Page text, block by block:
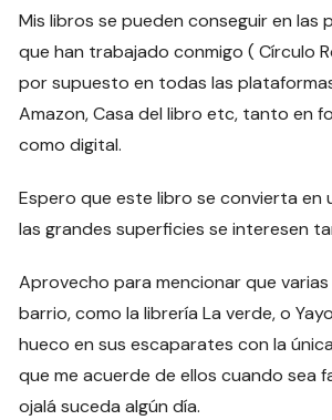
Mis libros se pueden conseguir en las
que han trabajado conmigo ( Círculo
por supuesto en todas las
Amazon, Casa del libro etc, tanto en
como digital.
Espero que este libro se convierta en
las grandes superficies se interesen
Aprovecho para mencionar que
barrio, como la librería La verde, o
hueco en sus escaparates con la
que me acuerde de ellos cuando sea
ojalá suceda algún día.